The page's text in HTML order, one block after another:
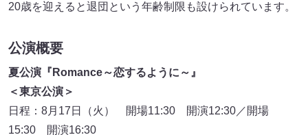
20歳を迎えると退団という年齢制限も設けられています。
公演概要
夏公演『Romance～恋するように～』
＜東京公演＞
日程：8月17日（火） 開場11:30 開演12:30／開場
15:30 開演16:30